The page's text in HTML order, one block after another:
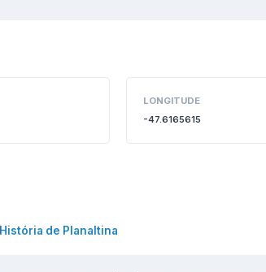
LONGITUDE
-47.6165615
História de Planaltina